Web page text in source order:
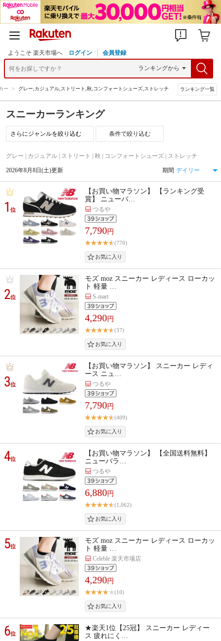
ようこそ 楽天市場へ ログイン 会員登録
ー > グレー,カジュアル,ストリート,秋,コンフォートシューズ,ストレッチ ランキング一覧
スニーカーランキング
条件で絞り込む
グレー | カジュアル | ストリート | 秋 | コンフォートシューズ | ストレッチ
2026年8月8日(土)更新 期間
1位
【お買い物マラソン】 【ランキング受
賞】 ニューバ…
つるや
7,790円
(770)
2位
モズ moz スニーカー レディース ローカッ
ト 軽量 …
S-mart
4,290円
(37)
3位
【お買い物マラソン】 スニーカー レディ
ース ニュ…
つるや
7,790円
(409)
4位
【お買い物マラソン】 【全国送料無料】
ニューバラ…
つるや
6,880円
(1,062)
5位
モズ moz スニーカー レディース ローカッ
ト 軽量 …
Celeble 楽天市場店
4,290円
(10)
6位
★楽天1位【25冠】 スニーカー レディー
ス 疲れにく…